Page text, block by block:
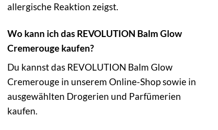
allergische Reaktion zeigst.
Wo kann ich das REVOLUTION Balm Glow
Cremerouge kaufen?
Du kannst das REVOLUTION Balm Glow
Cremerouge in unserem Online-Shop sowie in
ausgewählten Drogerien und Parfümerien
kaufen.